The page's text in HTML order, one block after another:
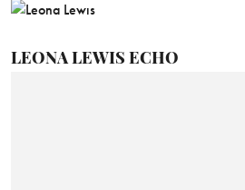
LEONA LEWIS ECHO